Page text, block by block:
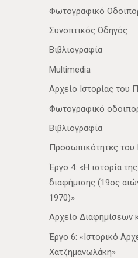
Φωτογραφικό
Συνοπτικός Οδηγός
Βιβλιογραφία
Multimedia
Αρχείο Ιστορίας του
Φωτογραφικό
Βιβλιογραφία
Προσωπικότητες του
Έργο 4: «Η ιστορία
διαφήμισης (19ος
1970)»
Αρχείο Διαφημίσεων
Έργο 6: «Ιστορικό
Χατζημανωλάκη»